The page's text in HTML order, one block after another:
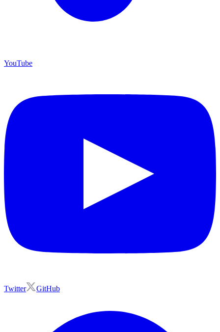
YouTube
Twitter GitHub